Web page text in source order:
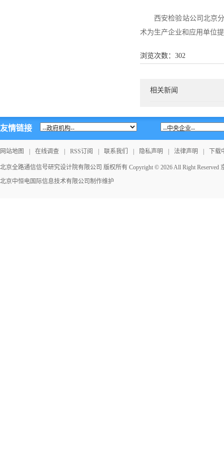
西安检验站公司北京
术为生产企业和应用单位
浏览次数： 302
相关新闻
友情链接
网站地图 在线调查 RSS订阅 联系我们 隐私声明 法律声明 下载
北京全路通信信号研究设计院有限公司 版权所有 Copyright © 2026 All Right Reserved
北京中恒电国际信息技术有限公司 制作维护